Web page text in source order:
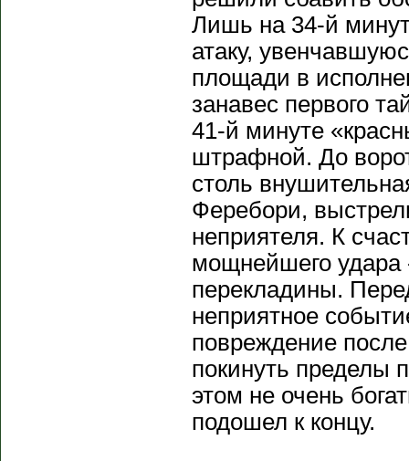
Лишь на 34-й
атаку,
площади в
занавес первого
41-й минуте
штрафной. До
столь
Феребори,
неприятеля. К
мощнейшего удара
перекладины.
неприятное
повреждение
покинуть пределы
этом не очень
подошел к концу.